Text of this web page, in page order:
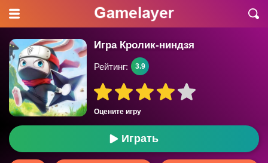
Игра Кролик-ниндзя
Оцените игру
Рейтинг: 3.9
Играть